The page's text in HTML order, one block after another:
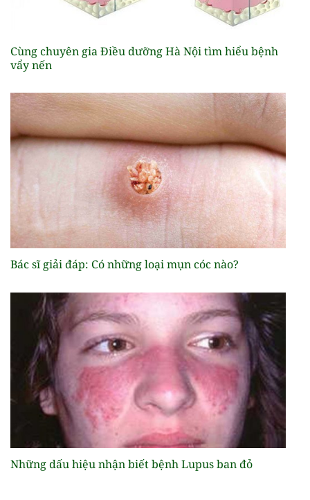
Cùng chuyên gia Điều dưỡng Hà Nội tìm hiểu bệnh
vẩy nến
Bác sĩ giải đáp: Có những loại mụn cóc nào?
Những dấu hiệu nhận biết bệnh Lupus ban đỏ